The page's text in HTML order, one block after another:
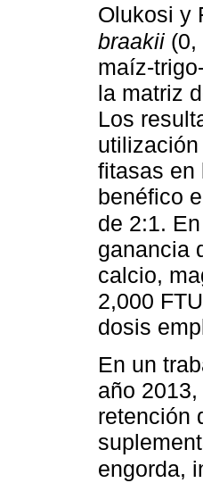
Olukosi y
braakii (0,
maíz-
la matriz
Los
fitasas en
benéfico
de 2:1.
ganancia
calcio,
2,000
dosis
En un
año
retención
engorda,